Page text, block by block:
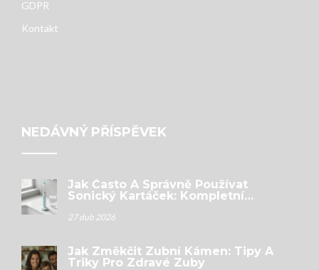
GDPR
Kontakt
NEDÁVNÝ PŘÍSPĚVEK
Jak Často A Správně Používat
Sonický Kartáček: Kompletní
27 dub 2026
Jak Změkčit Zubní Kámen: Tipy A
Triky Pro Zdravé Zuby